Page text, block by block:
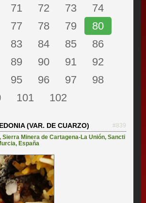
71 72 73
74
77 78 79
80
83 84 85
86
89 90 91
92
95 96 97
98
101 102
(VAR. DE CUARZO)
#839
,Sierra Minera de Cartagena-La Unión,Sancti
, España